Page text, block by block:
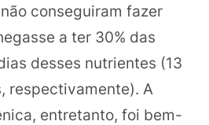
conseguiram fazer
a ter 30% das
desses nutrientes (13
respectivamente). A
entretanto, foi bem-